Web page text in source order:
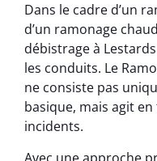
Dans le cadre d’un
d’un ramonage
débistrage à
les conduits. Le
ne consiste pas
basique, mais agit
incidents.
Avec une approche